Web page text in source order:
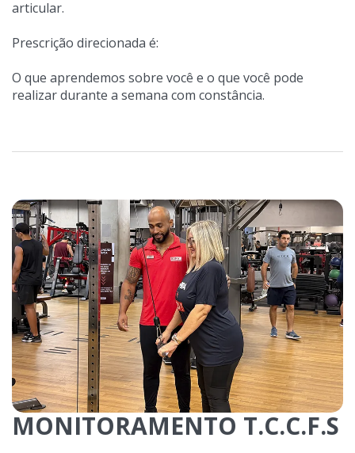
articular.
Prescrição direcionada é:
O que aprendemos sobre você e o que você pode
realizar durante a semana com constância.
MONITORAMENTO T.C.C.F.S